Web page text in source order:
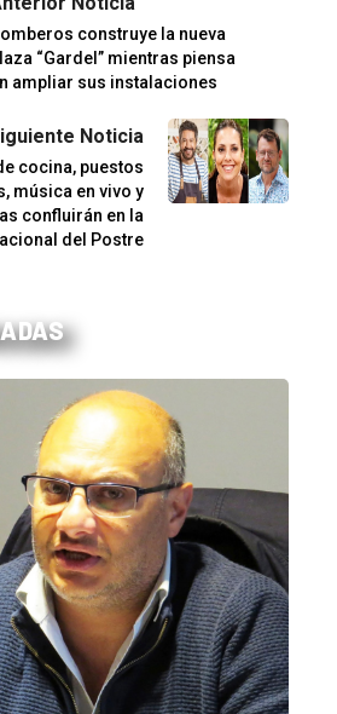
construye la nueva
“Gardel” mientras piensa
ampliar sus instalaciones
Noticia
cocina, puestos
música en vivo y
confluirán en la
del Postre